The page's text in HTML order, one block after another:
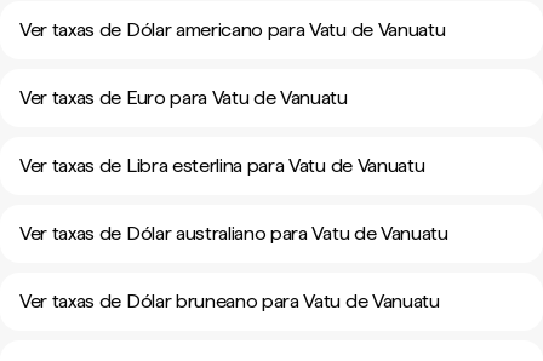
Ver taxas de Dólar americano para Vatu de Vanuatu
Ver taxas de Euro para Vatu de Vanuatu
Ver taxas de Libra esterlina para Vatu de Vanuatu
Ver taxas de Dólar australiano para Vatu de Vanuatu
Ver taxas de Dólar bruneano para Vatu de Vanuatu